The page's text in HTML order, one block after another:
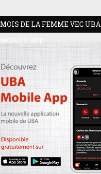
MOIS DE LA FEMME VEC UBA
MOBILE APP